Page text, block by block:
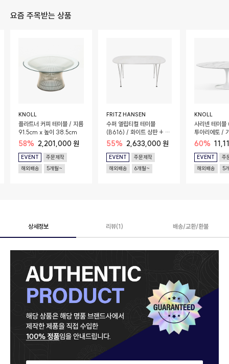
요즘 주목받는 상품
KNOLL
플라트너 커피 테이블 / 지름
91.5cm x 높이 38.5cm
58% 2,201,000 원
EVENT
주문제작
해외배송
5개월~
FRITZ HANSEN
수퍼 엘립티컬 테이블
(B616) / 화이트 상판 + 크
롬 베이스 / 170cm x
100cm x 72cm
55% 2,633,000 원
EVENT
주문제작
해외배송
6개월~
KNOLL
사리넨 테이
투아리에토 /
높이 74cm /
60%
EVENT
주
해외배송
5
상세정보 리뷰(1) 배송/교환/환불